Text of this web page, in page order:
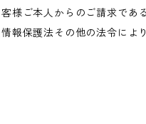
様ご本人からのご請求であ
報保護法その他の法令によ